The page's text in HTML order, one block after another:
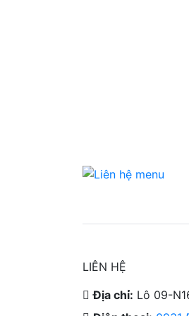
LIÊN HỆ
Địa chỉ: Lô 09-